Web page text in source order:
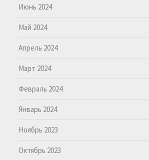
Июнь 2024
Май 2024
Апрель 2024
Март 2024
Февраль 2024
Январь 2024
Ноябрь 2023
Октябрь 2023